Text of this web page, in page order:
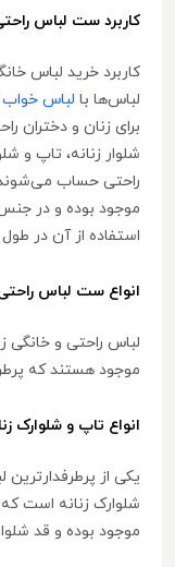
کاربرد ست لباس
کاربرد خرید لباس
لباس‌ها با لباس خواب
برای زنان و دختران
شلوار زنانه، تاپ و
راحتی حساب می‌شوند
موجود بوده و در
استفاده از آن در
انواع ست لباس
لباس راحتی و خانگی
موجود هستند که
انواع تاپ و شلوارک
یکی از
شلوارک زنانه است
موجود بوده و قد